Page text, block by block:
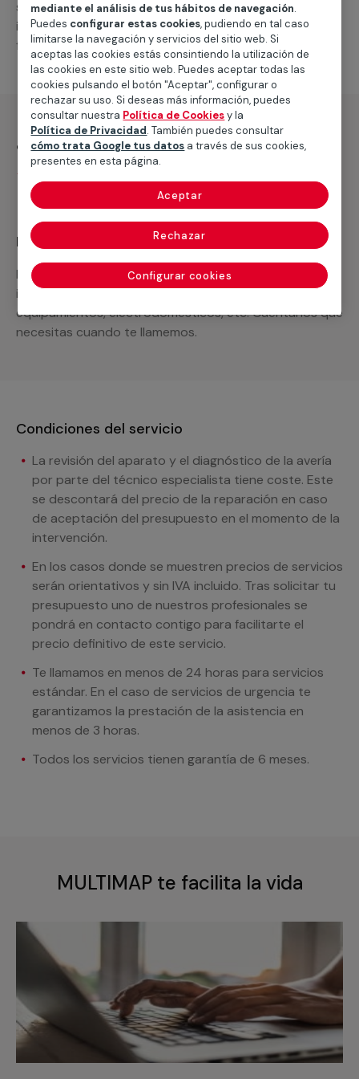
suministro de los materiales necesarios, las
intervenciones a realizar, o la mano de obra que hará
falta para completar tu proyecto.
¿Qué incluye?
Recuerda que en MULTIMAP
Podemos ofrecer cualquier servicio a medida
incluyendo todo lo que necesites: materiales,
equipamientos, electrodomésticos, etc. Cuéntanos que
necesitas cuando te llamemos.
Condiciones del servicio
La revisión del aparato y el diagnóstico de la avería
por parte del técnico especialista tiene coste. Este
se descontará del precio de la reparación en caso
de aceptación del presupuesto en el momento de la
intervención.
En los casos donde se muestren precios de servicios
serán orientativos y sin IVA incluido. Tras solicitar tu
presupuesto uno de nuestros profesionales se
pondrá en contacto contigo para facilitarte el
precio definitivo de este servicio.
Te llamamos en menos de 24 horas para servicios
estándar. En el caso de servicios de urgencia te
garantizamos la prestación de la asistencia en
menos de 3 horas.
Todos los servicios tienen garantía de 6 meses.
MULTIMAP te facilita la vida
mediante el análisis de tus hábitos de navegación.
Puedes configurar estas cookies, pudiendo en tal caso
limitarse la navegación y servicios del sitio web. Si
aceptas las cookies estás consintiendo la utilización de
las cookies en este sitio web. Puedes aceptar todas las
cookies pulsando el botón "Aceptar", configurar o
rechazar su uso. Si deseas más información, puedes
consultar nuestra Política de Cookiesy la
Política de Privacidad. También puedes consultar
cómo trata Google tus datos a través de sus cookies,
presentes en esta página.
Configurar cookies
Rechazar
Aceptar